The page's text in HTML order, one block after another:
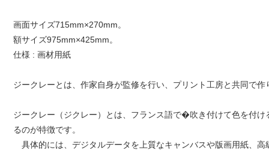
画面サイズ715mm×270mm。
額サイズ975mm×425mm。
仕様 : 画材用紙
ジークレーとは、作家自身が監修を行い、プリント工房と共同で
ジークレー（ジクレー）とは、フランス語で�吹き付けて色を付
るのが特徴です。
具体的には、デジタルデータを上質なキャンバスや版画用紙、